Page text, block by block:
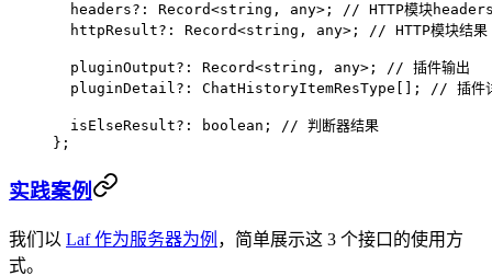
  headers
?: Record<string , any>; // HTTP模块
  httpResult
?: Record<string , any>; // HTTP模块结果
  pluginOutput
?: Record<string , any>; // 插件输出
  pluginDetail
?: ChatHistoryItemResType []; // 插件
  isElseResult
?: boolean ; // 判断器结果
};
实践案例
我们以 Laf 作为服务器为例 ，简单展示这 3 个接口的使用方
式。